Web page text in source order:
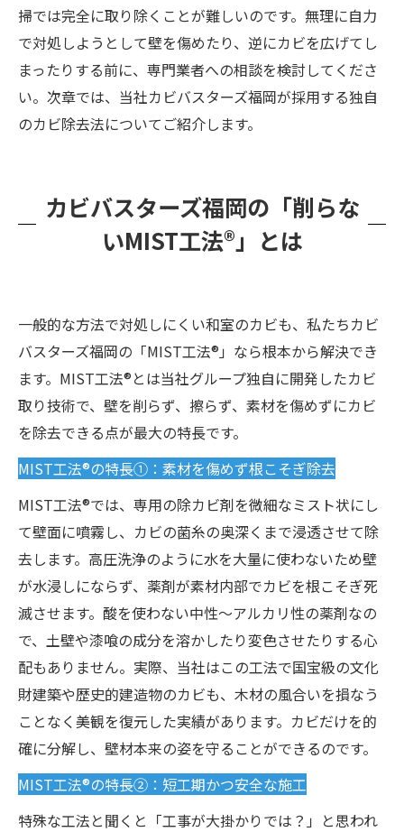
掃では完全に取り除くことが難しいのです。無理に自力
で対処しようとして壁を傷めたり、逆にカビを広げてし
まったりする前に、専門業者への相談を検討してくださ
い。次章では、当社カビバスターズ福岡が採用する独自
のカビ除去法についてご紹介します。
カビバスターズ福岡の「削らな
いMIST工法®」とは
一般的な方法で対処しにくい和室のカビも、私たちカビ
バスターズ福岡の「MIST工法®」なら根本から解決でき
ます。MIST工法®とは当社グループ独自に開発したカビ
取り技術で、壁を削らず、擦らず、素材を傷めずにカビ
を除去できる点が最大の特長です。
MIST工法®の特長①：素材を傷めず根こそぎ除去
MIST工法®では、専用の除カビ剤を微細なミスト状にし
て壁面に噴霧し、カビの菌糸の奥深くまで浸透させて除
去します。高圧洗浄のように水を大量に使わないため壁
が水浸しにならず、薬剤が素材内部でカビを根こそぎ死
滅させます。酸を使わない中性～アルカリ性の薬剤なの
で、土壁や漆喰の成分を溶かしたり変色させたりする心
配もありません。実際、当社はこの工法で国宝級の文化
財建築や歴史的建造物のカビも、木材の風合いを損なう
ことなく美観を復元した実績があります。カビだけを的
確に分解し、壁材本来の姿を守ることができるのです。
MIST工法®の特長②：短工期かつ安全な施工
特殊な工法と聞くと「工事が大掛かりでは？」と思われ